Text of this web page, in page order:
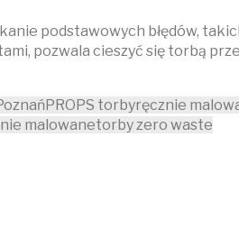
podstawowych błędów,
pozwala cieszyć się torbą
PROPS torbyręcznie
malowanetorby zero waste